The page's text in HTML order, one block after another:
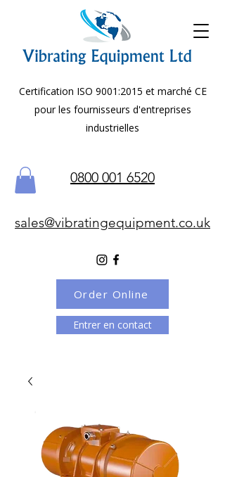
Certification ISO 9001:2015 et marché CE
pour les fournisseurs d'entreprises
industrielles
0800 001 6520
sales@vibratingequipment.co.uk
Entrer en contact
Order Online